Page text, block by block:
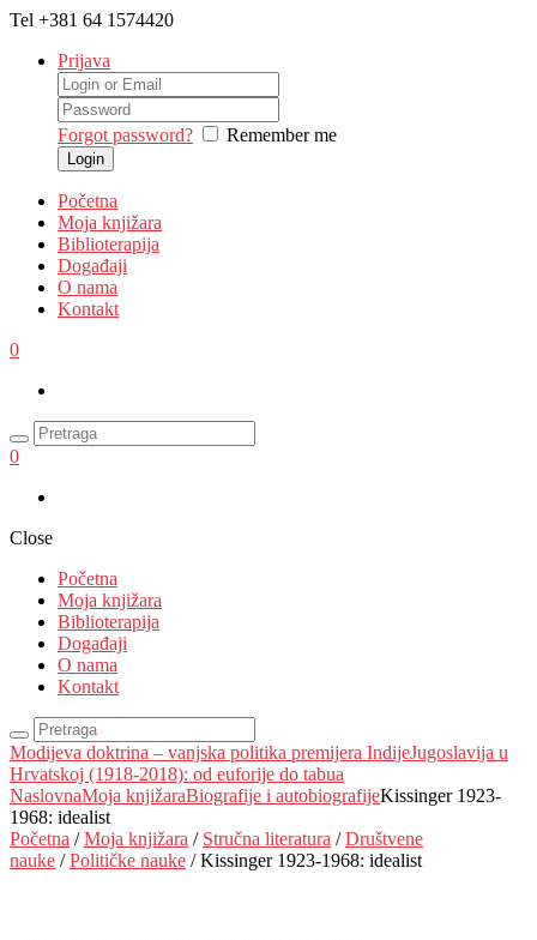
Tel +381 64 1574420
Prijava
Forgot password? Remember me
Početna
Moja knjižara
Biblioterapija
Događaji
O nama
Kontakt
0
0
Close
Početna
Moja knjižara
Biblioterapija
Događaji
O nama
Kontakt
Modijeva doktrina – vanjska politika premijera IndijeJugoslavija u
Hrvatskoj (1918-2018): od euforije do tabua
NaslovnaMoja knjižaraBiografije i autobiografijeKissinger 1923-
1968: idealist
Početna /Moja knjižara / Stručna literatura /Društvene
nauke /Političke nauke / Kissinger 1923-1968: idealist